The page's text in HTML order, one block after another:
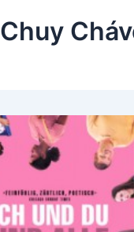
Chuy